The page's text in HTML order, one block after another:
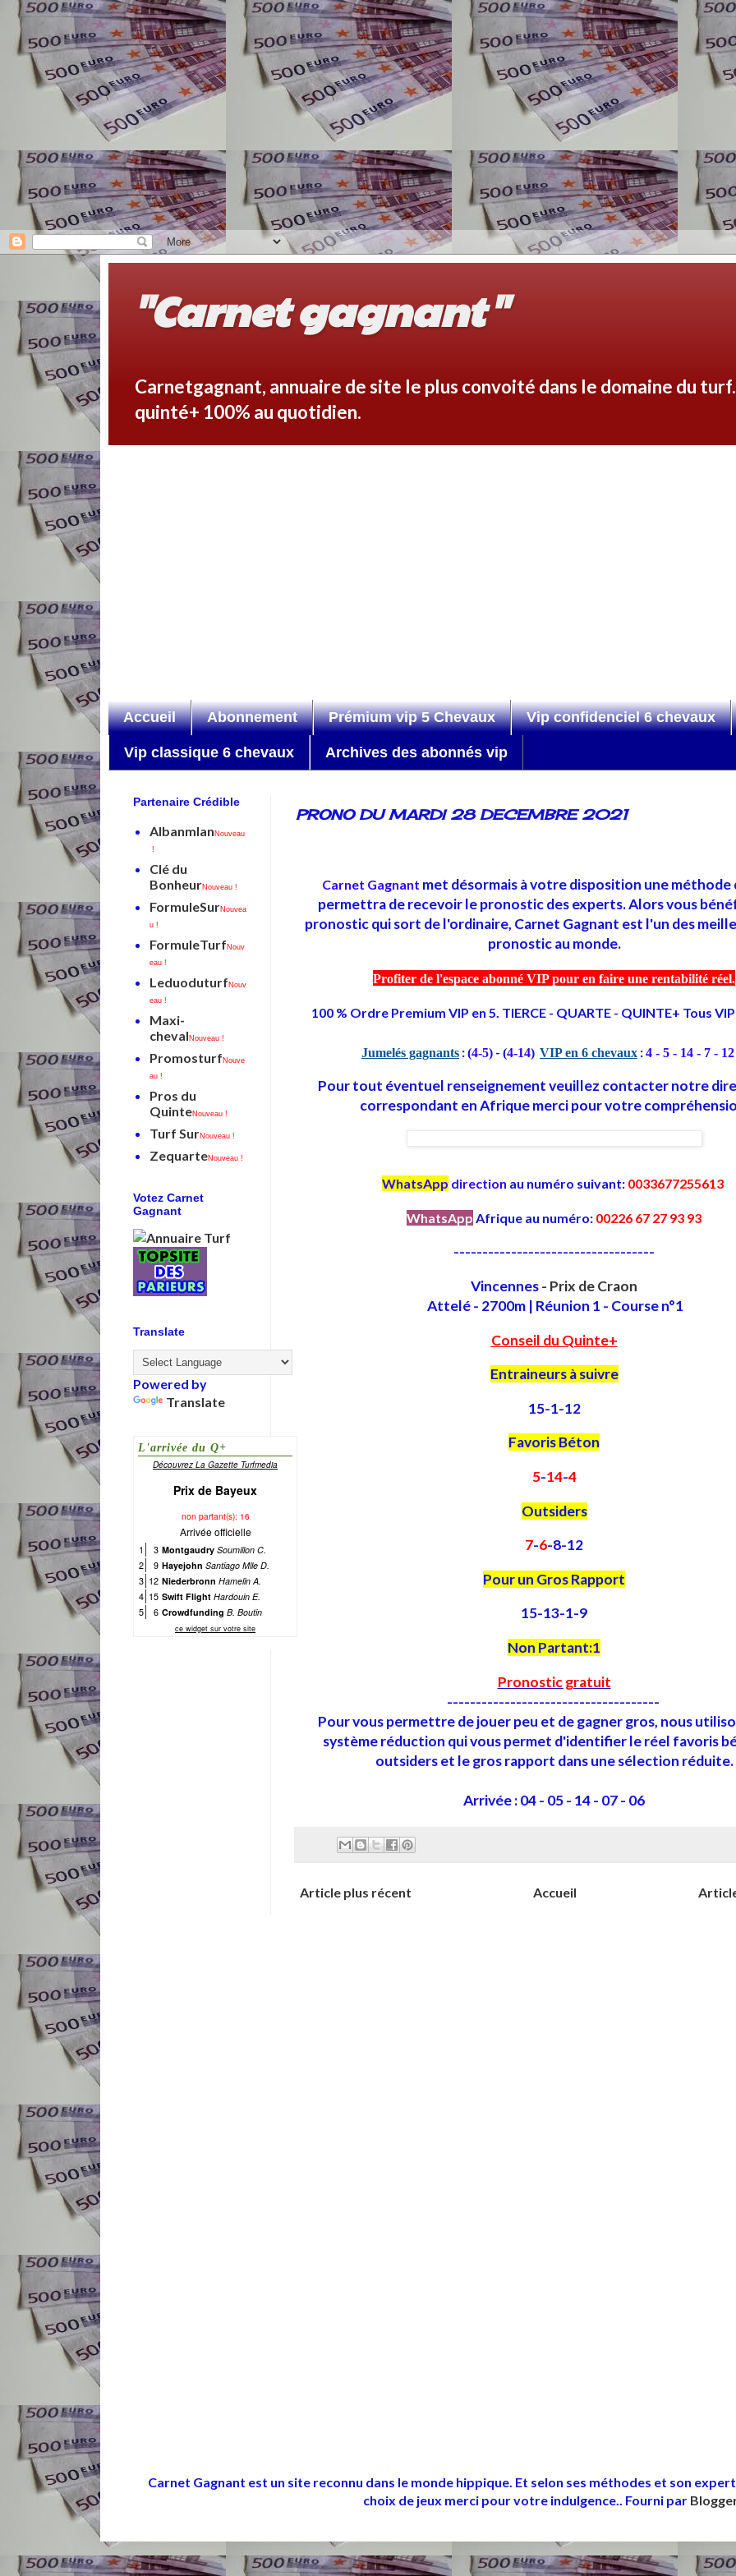
"Carnet gagnant"
Carnetgagnant, annuaire de site le plus convoité dans le domaine du
quinté+ 100% au quotidien.
Accueil Abonnement Prémium vip 5 Chevaux Vip confidenciel 6 chevaux
Vip classique 6 chevaux Archives des abonnés vip
PRONO DU MARDI 28 DECEMBRE 2021
Carnet Gagnant met désormais à votre disposition une méthode
permettra de recevoir le pronostic des experts. Alors vous
pronostic qui sort de l'ordinaire, Carnet Gagnant est l'un des
pronostic au monde.
Profiter de l'espace abonné VIP pour en faire une rentabilité réel.
100 % Ordre Premium VIP en 5. TIERCE - QUARTE - QUINTE+ Tous
Jumelés gagnants :(4-5) - (4-14) VIP en 6 chevaux :4 - 5 - 14 - 7 -
Pour tout éventuel renseignement veuillez contacter notre
correspondant en Afrique merci pour votre
WhatsApp direction au numéro suivant: 0033677255613
WhatsApp Afrique au numéro: 00226 67 27 93 93
-----------------------------------
Vincennes- Prix de Craon
Attelé - 2700m | Réunion 1 - Course n°1
Conseil du Quinte+
Entraineurs à suivre
15-1-12
Favoris Béton
5-14-4
Outsiders
7-6-8-12
Pour un Gros Rapport
15-13-1-9
Non Partant:1
Pronostic gratuit
-------------------------------------
Pour vous permettre de jouer peu et de gagner gros, nous
système réduction qui vous permet d'identifier le réel favoris
outsiders et le gros rapport dans une sélection réduite.
Arrivée : 04 - 05 - 14 - 07 - 06
Article plus récent Accueil
Partenaire Crédible
Albanmlan Nouveau
!
Clé du
BonheurNouveau !
FormuleSurNouvea
u !
FormuleTurf Nouv
eau !
Leduoduturf Nouv
eau !
Maxi-
cheval Nouveau !
Promosturf Nouve
au !
Pros du
QuinteNouveau !
Turf SurNouveau !
ZequarteNouveau !
Votez Carnet
Gagnant
Translate
Powered by
Translate
Carnet Gagnant est un site reconnu dans le monde hippique. Et selon ses méthodes et son
choix de jeux merci pour votre indulgence.. Fourni par